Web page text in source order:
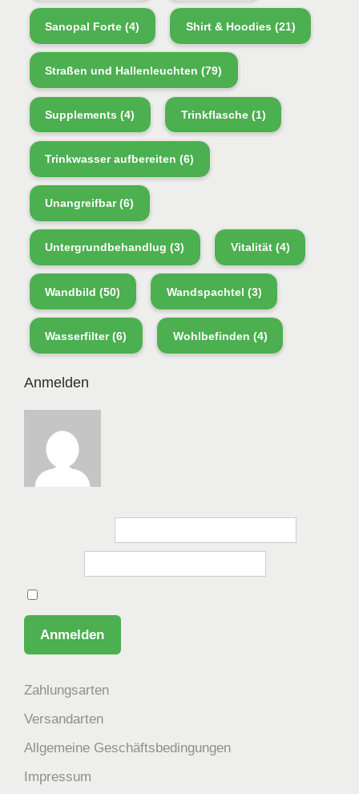
Sanopal Forte (4) Shirt & Hoodies (21)
Straßen und Hallenleuchten (79)
Supplements (4) Trinkflasche(1)
Trinkwasser aufbereiten (6)
Unangreifbar(6)
Untergrundbehandlug (3) Vitalität(4)
Wandbild (50) Wandspachtel (3)
Wasserfilter(6) Wohlbefinden (4)
Anmelden
Zahlungsarten
Versandarten
Allgemeine Geschäftsbedingungen
Impressum